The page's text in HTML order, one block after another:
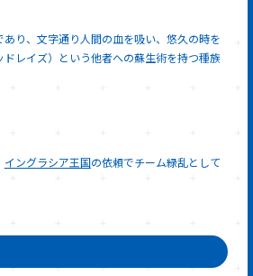
り、文字通り人間の血を吸い、悠久の時を
レイズ）という他者への蘇生術を持つ種族
イングラシア王国の依頼でチーム緑乱として